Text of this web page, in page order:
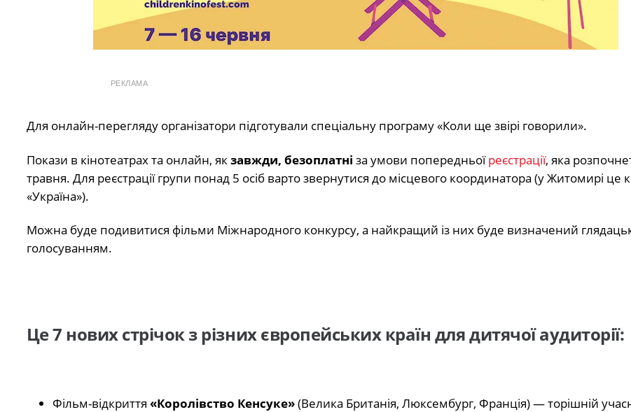
РЕКЛАМА
Для онлайн-перегляду організатори підготували спеціальну програму «Коли ще звірі говорили».
Покази в кінотеатрах та онлайн, якзавжди, безоплатні за умови попередньоїреєстрації, яка
травня. Для реєстрації групи понад 5 осіб варто звернутися до місцевого координатора (у Житомирі це
«Україна»).
Можна буде подивитися фільми Міжнародного конкурсу, а найкращий із них буде визначений
голосуванням.
Це 7 нових стрічок з різних європейських країн для дитячої аудиторії:
Фільм-відкриття «Королівство Кенсуке»(Велика Британія, Люксембург, Франція) — торішній